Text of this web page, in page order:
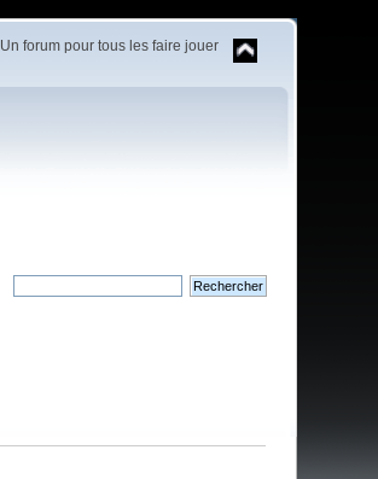
Un forum pour tous les faire jouer